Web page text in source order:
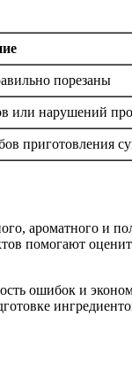
порезаны
или нарушений
приготовления
ароматного и
помогают
ошибок и